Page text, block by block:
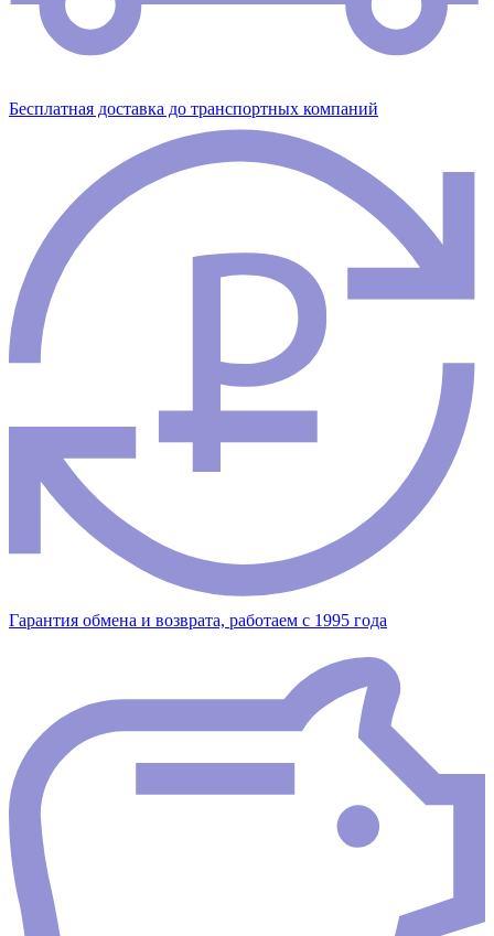
Бесплатная доставка до транспортных компаний
Гарантия обмена и возврата, работаем с 1995 года